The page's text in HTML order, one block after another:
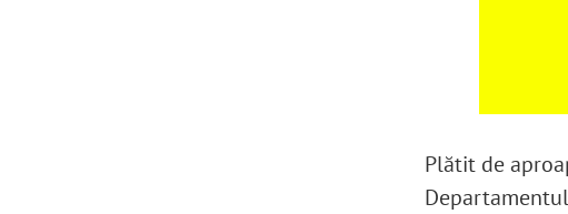
Plătit de